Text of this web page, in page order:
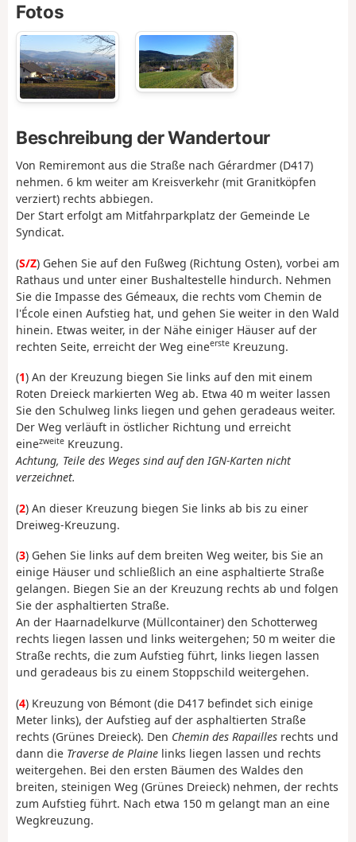
Fotos
Beschreibung der Wandertour
Von Remiremont aus die Straße nach Gérardmer (D417)
nehmen. 6 km weiter am Kreisverkehr (mit Granitköpfen
verziert) rechts abbiegen.
Der Start erfolgt am Mitfahrparkplatz der Gemeinde Le
Syndicat.
(S/Z) Gehen Sie auf den Fußweg (Richtung Osten), vorbei am
Rathaus und unter einer Bushaltestelle hindurch. Nehmen
Sie die Impasse des Gémeaux, die rechts vom Chemin de
l'École einen Aufstieg hat, und gehen Sie weiter in den Wald
hinein. Etwas weiter, in der Nähe einiger Häuser auf der
rechten Seite, erreicht der Weg eineerste Kreuzung.
(1) An der Kreuzung biegen Sie links auf den mit einem
Roten Dreieck markierten Weg ab. Etwa 40 m weiter lassen
Sie den Schulweg links liegen und gehen geradeaus weiter.
Der Weg verläuft in östlicher Richtung und erreicht
einezweite Kreuzung.
Achtung, Teile des Weges sind auf den IGN-Karten nicht
verzeichnet.
(2) An dieser Kreuzung biegen Sie links ab bis zu einer
Dreiweg-Kreuzung.
(3) Gehen Sie links auf dem breiten Weg weiter, bis Sie an
einige Häuser und schließlich an eine asphaltierte Straße
gelangen. Biegen Sie an der Kreuzung rechts ab und folgen
Sie der asphaltierten Straße.
An der Haarnadelkurve (Müllcontainer) den Schotterweg
rechts liegen lassen und links weitergehen; 50 m weiter die
Straße rechts, die zum Aufstieg führt, links liegen lassen
und geradeaus bis zu einem Stoppschild weitergehen.
(4) Kreuzung von Bémont (die D417 befindet sich einige
Meter links), der Aufstieg auf der asphaltierten Straße
rechts (Grünes Dreieck). Den Chemin des Rapailles rechts und
dann die Traverse de Plaine links liegen lassen und rechts
weitergehen. Bei den ersten Bäumen des Waldes den
breiten, steinigen Weg (Grünes Dreieck) nehmen, der rechts
zum Aufstieg führt. Nach etwa 150 m gelangt man an eine
Wegkreuzung.